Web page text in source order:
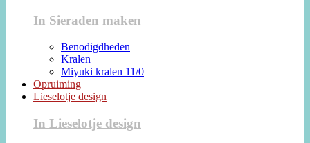
In Sieraden maken
Benodigdheden
Kralen
Miyuki kralen 11/0
Opruiming
Lieselotje design
In Lieselotje design